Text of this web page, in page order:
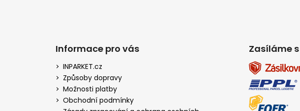
Informace pro vás
INPARKET.cz
Způsoby dopravy
Možnosti platby
Obchodní podmínky
Zasíláme